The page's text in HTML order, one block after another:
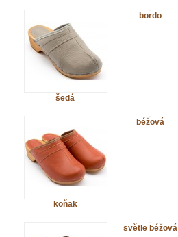
šedá
bordo
koňak
béžová
světle béžová